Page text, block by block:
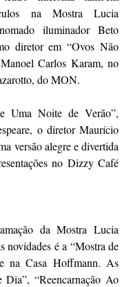
na Mostra Lucia
iluminador Beto
diretor em “Ovos Não
Carlos Karam, no
do MON.
Uma Noite de Verão”,
o diretor Maurício
versão alegre e divertida
no Dizzy Café
da Mostra Lucia
novidades é a “Mostra de
na Casa Hoffmann. As
Dia”, “Reencarnação Ao